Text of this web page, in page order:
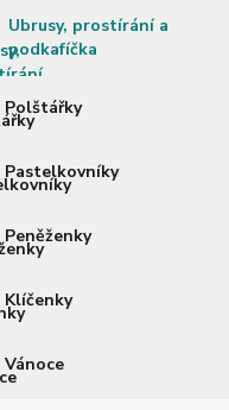
Ubrusy, prostírání a
podkafíčka
Polštářky
Pastelkovníky
Peněženky
Klíčenky
Vánoce